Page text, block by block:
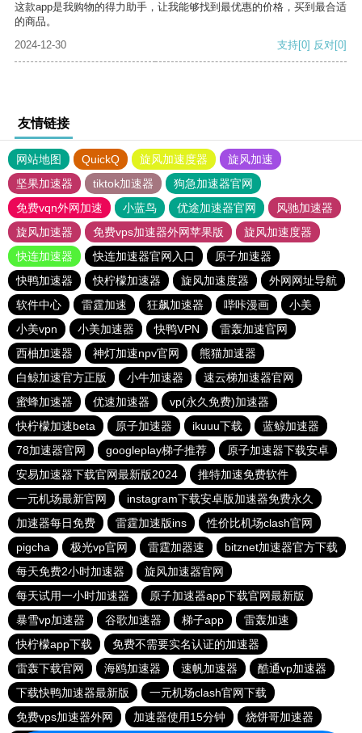
这款app是我购物的得力助手，让我能够找到最优惠的价格，买到最合适
的商品。
2024-12-30
支持[0] 反对[0]
友情链接
网站地图 QuickQ 旋风加速度器
旋风加速
坚果加速器
tiktok加速器
狗急加速器官网
免费vqn外网加速
小蓝鸟 优途加速器官网
风驰加速器
旋风加速器
免费vps加速器外网苹果版
旋风加速度器
快连加速器
快连加速器官网入口
原子加速器
快鸭加速器
快柠檬加速器 旋风加速度器
外网网址导航
软件中心
雷霆加速 狂飙加速器 哔咔漫画
小美
小美vpn
小美加速器 快鸭VPN
雷轰加速官网
西柚加速器
神灯加速npv官网
熊猫加速器
白鲸加速官方正版
小牛加速器
速云梯加速器官网
蜜蜂加速器
优速加速器
vp(永久免费)加速器
快柠檬加速beta
原子加速器 ikuuu下载
蓝鲸加速器
78加速器官网
googleplay梯子推荐
原子加速器下载安卓
安易加速器下载官网最新版2024
推特加速免费软件
一元机场最新官网
instagram下载安卓版加速器免费永久
加速器每日免费
雷霆加速版ins
性价比机场clash官网
pigcha
极光vp官网 雷霆加器速
bitznet加速器官方下载
每天免费2小时加速器
旋风加速器官网
每天试用一小时加速器
原子加速器app下载官网最新版
暴雪vp加速器
谷歌加速器 梯子app
雷轰加速
快柠檬app下载
免费不需要实名认证的加速器
雷轰下载官网
海鸥加速器 速帆加速器
酷通vp加速器
下载快鸭加速器最新版
一元机场clash官网下载
免费vps加速器外网
加速器使用15分钟 烧饼哥加速器